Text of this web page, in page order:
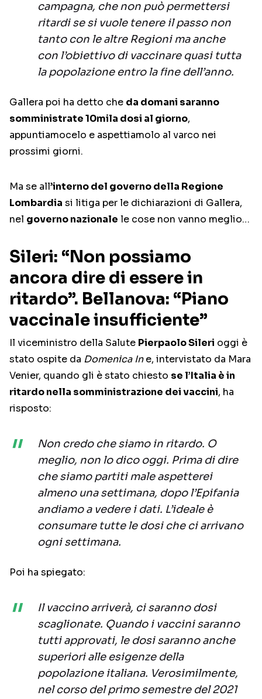
campagna, che non può permettersi
ritardi se si vuole tenere il passo non
tanto con le altre Regioni ma anche
con l’obiettivo di vaccinare quasi tutta
la popolazione entro la fine dell’anno.
Gallera poi ha detto che da domani saranno
somministrate 10mila dosi al giorno,
appuntiamocelo e aspettiamolo al varco nei
prossimi giorni.
Ma se all’interno del governo della Regione
Lombardia si litiga per le dichiarazioni di Gallera,
nel governo nazionale le cose non vanno meglio…
Sileri: “Non possiamo
ancora dire di essere in
ritardo”. Bellanova: “Piano
vaccinale insufficiente”
Il viceministro della Salute Pierpaolo Sileri oggi è
stato ospite da Domenica Ine, intervistato da Mara
Venier, quando gli è stato chiesto se l’Italia è in
ritardo nella somministrazione dei vaccini, ha
risposto:
Non credo che siamo in ritardo. O
meglio, non lo dico oggi. Prima di dire
che siamo partiti male aspetterei
almeno una settimana, dopo l’Epifania
andiamo a vedere i dati. L’ideale è
consumare tutte le dosi che ci arrivano
ogni settimana.
Poi ha spiegato:
Il vaccino arriverà, ci saranno dosi
scaglionate. Quando i vaccini saranno
tutti approvati, le dosi saranno anche
superiori alle esigenze della
popolazione italiana. Verosimilmente,
nel corso del primo semestre del 2021